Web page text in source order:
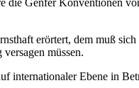
die Genfer Konventionen
erörtert, dem muß
müssen.
internationaler Ebene in